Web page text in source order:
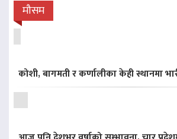
मौसम
कोशी, बागमती र कर्णालीका केही स्थानमा